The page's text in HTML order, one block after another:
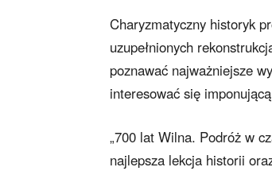
Charyzmatyczny historyk
uzupełnionych
poznawać najważniejsze
interesować się
„700 lat Wilna. Podróż w
najlepsza lekcja historii